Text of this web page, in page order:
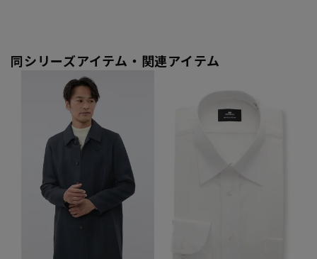
同シリーズアイテム・関連アイテム